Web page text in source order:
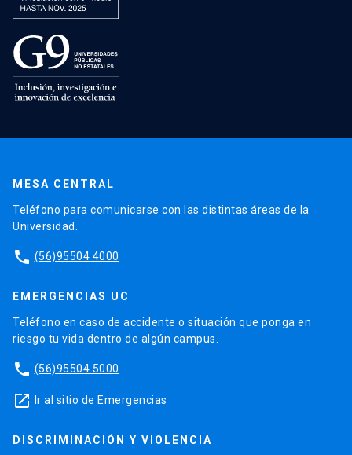
MESA CENTRAL
Teléfono para comunicarse con las distintas áreas de la
Universidad.
phone (56)95504 4000
EMERGENCIAS UC
Teléfono en caso de accidente o situación que ponga en
riesgo tu vida dentro de algún campus.
phone (56)95504 5000
launch Ir al sitio de Emergencias
DISCRIMINACIÓN Y VIOLENCIA